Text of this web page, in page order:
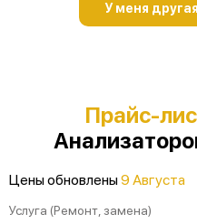
Неисправность
Поломка температурного
Неисправность
Неисправность
сигнала
Повреждение магнитного
У меня
Прайс-
Цены обновлены9 Августа
Услуга (Ремонт, замена)